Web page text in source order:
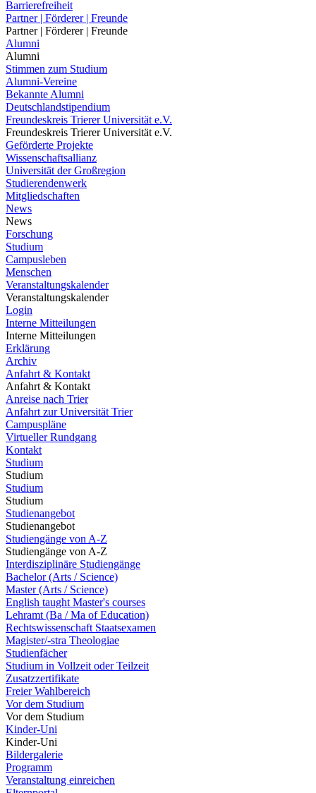
Barrierefreiheit
Partner | Förderer | Freunde
Partner | Förderer | Freunde
Alumni
Alumni
Stimmen zum Studium
Alumni-Vereine
Bekannte Alumni
Deutschlandstipendium
Freundeskreis Trierer Universität e.V.
Freundeskreis Trierer Universität e.V.
Geförderte Projekte
Wissenschaftsallianz
Universität der Großregion
Studierendenwerk
Mitgliedschaften
News
News
Forschung
Studium
Campusleben
Menschen
Veranstaltungskalender
Veranstaltungskalender
Login
Interne Mitteilungen
Interne Mitteilungen
Erklärung
Archiv
Anfahrt & Kontakt
Anfahrt & Kontakt
Anreise nach Trier
Anfahrt zur Universität Trier
Campuspläne
Virtueller Rundgang
Kontakt
Studium
Studium
Studium
Studium
Studienangebot
Studienangebot
Studiengänge von A-Z
Studiengänge von A-Z
Interdisziplinäre Studiengänge
Bachelor (Arts / Science)
Master (Arts / Science)
English taught Master's courses
Lehramt (Ba / Ma of Education)
Rechtswissenschaft Staatsexamen
Magister/-stra Theologiae
Studienfächer
Studium in Vollzeit oder Teilzeit
Zusatzzertifikate
Freier Wahlbereich
Vor dem Studium
Vor dem Studium
Kinder-Uni
Kinder-Uni
Bildergalerie
Programm
Veranstaltung einreichen